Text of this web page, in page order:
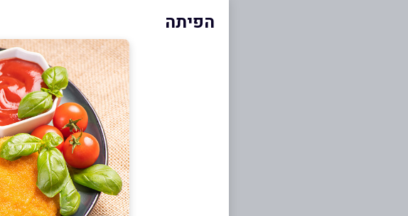
הפיתה